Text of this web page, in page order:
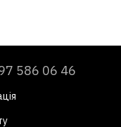
586 06 46